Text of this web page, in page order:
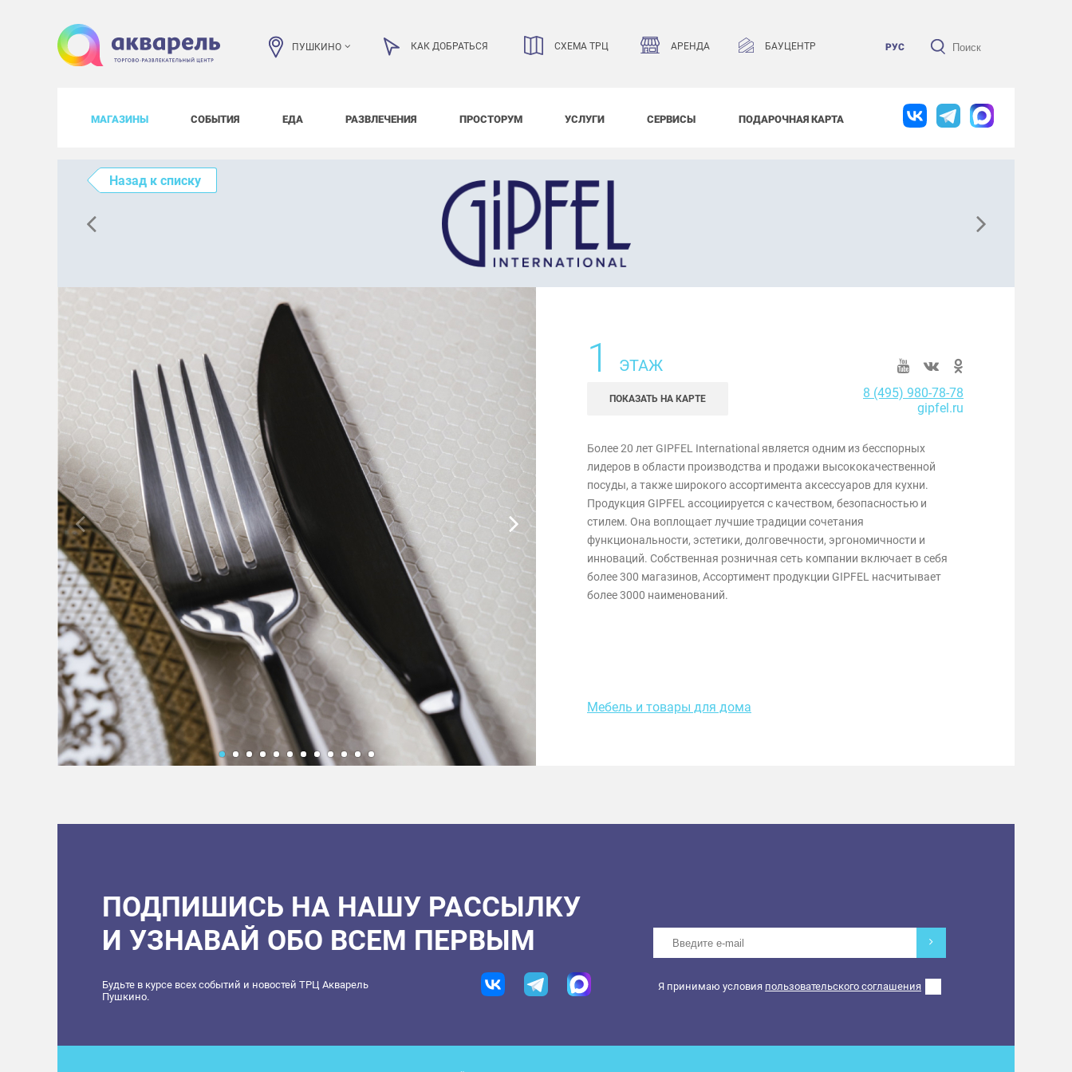
ПУШКИНО КАК ДОБРАТЬСЯ СХЕМА ТРЦ АРЕНДА БАУЦЕНТР РУС
МАГАЗИНЫ СОБЫТИЯ ЕДА РАЗВЛЕЧЕНИЯ ПРОСТОРУМ УСЛУГИ СЕРВИСЫ ПОДАРОЧНАЯ КАРТА
Назад к списку
1 ЭТАЖ
ПОКАЗАТЬ НА КАРТЕ
8 (495) 980-78-78
gipfel.ru
Более 20 лет GIPFEL International является одним из бесспорных
лидеров в области производства и продажи высококачественной
посуды, а также широкого ассортимента аксессуаров для кухни.
Продукция GIPFEL ассоциируется с качеством, безопасностью и
стилем. Она воплощает лучшие традиции сочетания
функциональности, эстетики, долговечности, эргономичности и
инноваций. Собственная розничная сеть компании включает в себя
более 300 магазинов, Ассортимент продукции GIPFEL насчитывает
более 3000 наименований.
Мебель и товары для дома
ПОДПИШИСЬ НА НАШУ РАССЫЛКУ
И УЗНАВАЙ ОБО ВСЕМ ПЕРВЫМ
Будьте в курсе всех событий и новостей ТРЦ Акварель
Пушкино.
Я принимаю условия пользовательского соглашения